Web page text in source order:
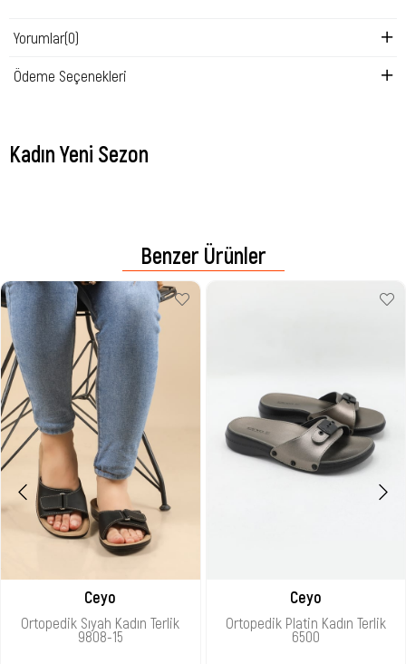
Yorumlar(0)
Ödeme Seçenekleri
Kadın Yeni Sezon
Benzer Ürünler
Ceyo
Ortopedik Sıyah Kadın Terlik
9808-15
Ceyo
Ortopedik Platin Kadın Terlik
6500